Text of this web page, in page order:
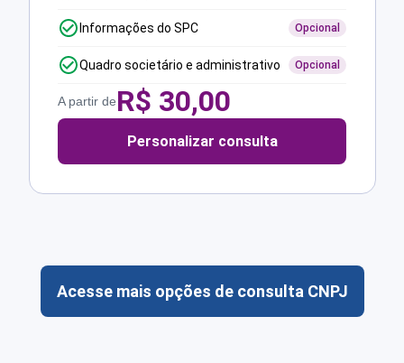
Informações do SPC Opcional
Quadro societário e administrativo Opcional
A partir deR$ 30,00
Personalizar consulta
Acesse mais opções de consulta CNPJ